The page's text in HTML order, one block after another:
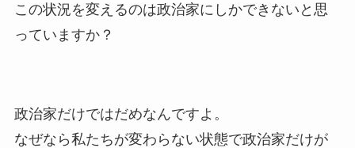
この状況を変えるのは政治家にしかできないと思
っていますか？
政治家だけではだめなんですよ。
なぜなら私たちが変わらない状態で政治家だけが